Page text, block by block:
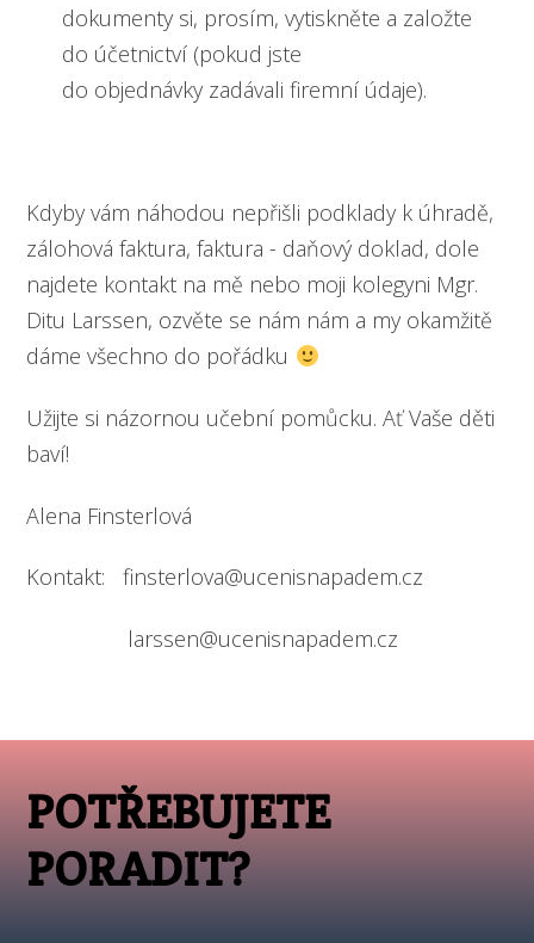
dokumenty si, prosím, vytiskněte a založte
do účetnictví (pokud jste
do objednávky zadávali firemní údaje).
Kdyby vám náhodou nepřišli podklady k úhradě,
zálohová faktura, faktura - daňový doklad, dole
najdete kontakt na mě nebo moji kolegyni Mgr.
Ditu Larssen, ozvěte se nám nám a my okamžitě
dáme všechno do pořádku
Užijte si názornou učební pomůcku. Ať Vaše děti
baví!
Alena Finsterlová
Kontakt: finsterlova@ucenisnapadem.cz
larssen@ucenisnapadem.cz
POTŘEBUJETE
PORADIT?